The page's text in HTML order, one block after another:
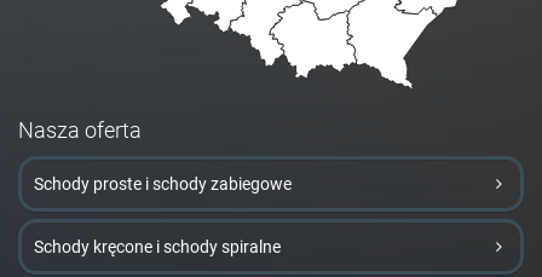
Nasza oferta
Schody proste i schody zabiegowe
Schody kręcone i schody spiralne